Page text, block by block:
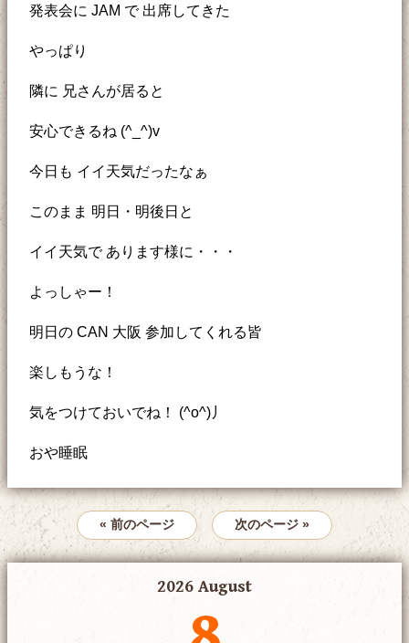
発表会に JAM で 出席してきた
やっぱり
隣に 兄さんが居ると
安心できるね (^_^)v
今日も イイ天気だったなぁ
このまま 明日・明後日と
イイ天気で あります様に・・・
よっしゃー！
明日の CAN 大阪 参加してくれる皆
楽しもうな！
気をつけておいでね！ (^o^)丿
おや睡眠
« 前のページ 次のページ »
2026 August